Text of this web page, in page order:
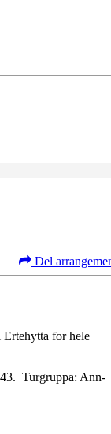
Del
for hele
Turgruppa: Ann-